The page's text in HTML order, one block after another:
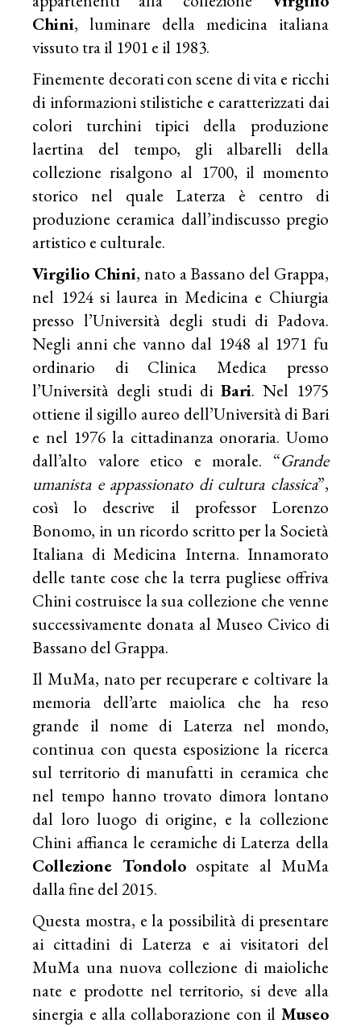
Chini, luminare della medicina italiana
vissuto tra il 1901 e il 1983.
Finemente decorati con scene di vita e ricchi
di informazioni stilistiche e caratterizzati dai
colori turchini tipici della produzione
laertina del tempo, gli albarelli della
collezione risalgono al 1700, il momento
storico nel quale Laterza è centro di
produzione ceramica dall’indiscusso pregio
artistico e culturale.
Virgilio Chini, nato a Bassano del Grappa,
nel 1924 si laurea in Medicina e Chiurgia
presso l’Università degli studi di Padova.
Negli anni che vanno dal 1948 al 1971 fu
ordinario di Clinica Medica presso
l’Università degli studi di Bari. Nel 1975
ottiene il sigillo aureo dell’Università di Bari
e nel 1976 la cittadinanza onoraria. Uomo
dall’alto valore etico e morale. “Grande
umanista e appassionato di cultura classica”,
così lo descrive il professor Lorenzo
Bonomo, in un ricordo scritto per la Società
Italiana di Medicina Interna. Innamorato
delle tante cose che la terra pugliese offriva
Chini costruisce la sua collezione che venne
successivamente donata al Museo Civico di
Bassano del Grappa.
Il MuMa, nato per recuperare e coltivare la
memoria dell’arte maiolica che ha reso
grande il nome di Laterza nel mondo,
continua con questa esposizione la ricerca
sul territorio di manufatti in ceramica che
nel tempo hanno trovato dimora lontano
dal loro luogo di origine, e la collezione
Chini affianca le ceramiche di Laterza della
Collezione Tondolo ospitate al MuMa
dalla fine del 2015.
Questa mostra, e la possibilità di presentare
ai cittadini di Laterza e ai visitatori del
MuMa una nuova collezione di maioliche
nate e prodotte nel territorio, si deve alla
sinergia e alla collaborazione con il Museo